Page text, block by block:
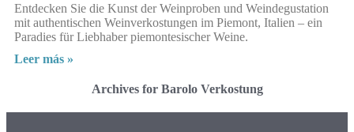
Entdecken Sie die Kunst der Weinproben und Weindegustation
mit authentischen Weinverkostungen im Piemont, Italien – ein
Paradies für Liebhaber piemontesischer Weine.
Leer más »
Archives for Barolo Verkostung